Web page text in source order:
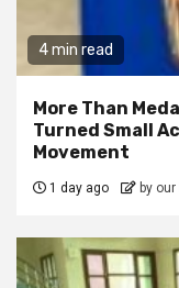
4 min read
More Than
Turned Small
Movement
1 day ago by